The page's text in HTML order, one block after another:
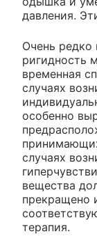
давления.
Очень
ригидность
временная
случаях
особенно
случаях
вещества
прекращено
терапия.